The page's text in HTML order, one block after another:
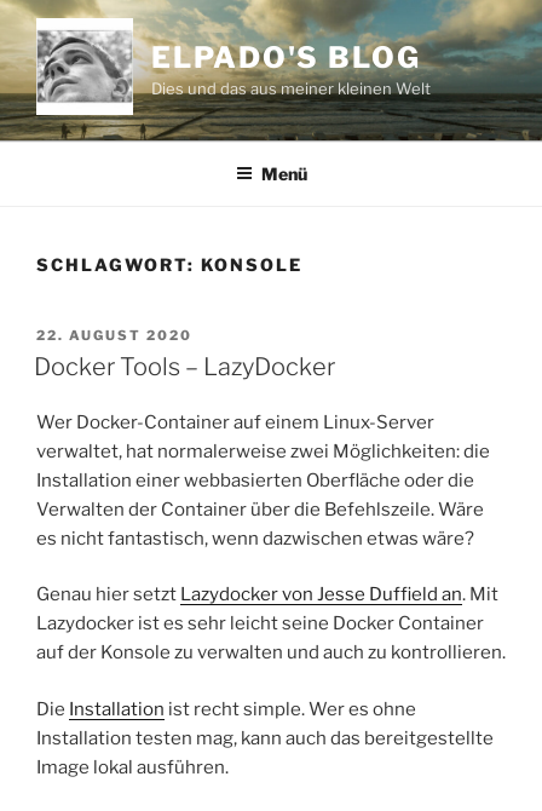
Zum
Inhalt
springen
ELPADO'S BLOG
Dies und das aus meiner kleinen Welt
Menü
SCHLAGWORT: KONSOLE
VERÖFFENTLICHT
AM
22. AUGUST 2020
Docker Tools – LazyDocker
Wer Docker-Container auf einem Linux-Server
verwaltet, hat normalerweise zwei Möglichkeiten: die
Installation einer webbasierten Oberfläche oder die
Verwalten der Container über die Befehlszeile. Wäre
es nicht fantastisch, wenn dazwischen etwas wäre?
Genau hier setzt Lazydocker von Jesse Duffield an. Mit
Lazydocker ist es sehr leicht seine Docker Container
auf der Konsole zu verwalten und auch zu kontrollieren.
Die Installation ist recht simple. Wer es ohne
Installation testen mag, kann auch das bereitgestellte
Image lokal ausführen.